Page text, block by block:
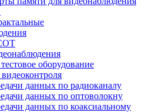
оборудование
данных по радиоканалу
данных по оптоволокну
данных по коаксиальному